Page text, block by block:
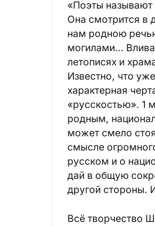
«Поэты
Она смотрится в
нам родною
могилами…
летописях и
Известно, что
характерная
«русскостью». 1
родным,
может смело
смысле
русском и о
дай в общую
другой стороны.
Всё творчество